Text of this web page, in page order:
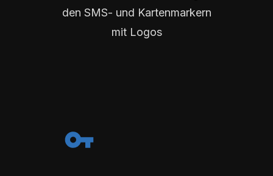
den SMS- und Kartenmarkern
mit Logos